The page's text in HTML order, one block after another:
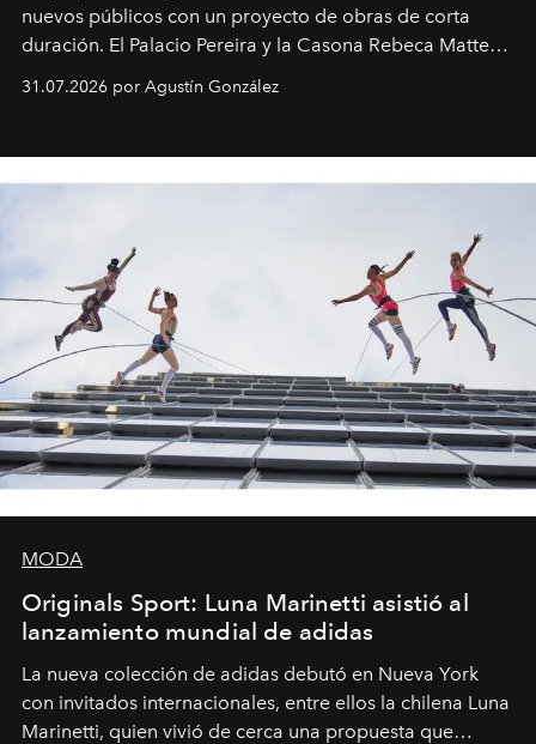
nuevos públicos con un proyecto de obras de corta
duración. El Palacio Pereira y la Casona Rebeca Matte
miniobras. Sus puestas en escena son limpias; ponen el
31.07.2026 por Agustín González
MODA
Originals Sport: Luna Marinetti asistió al
lanzamiento mundial de adidas
La nueva colección de adidas debutó en Nueva York
con invitados internacionales, entre ellos la chilena Luna
Marinetti, quien vivió de cerca una propuesta que